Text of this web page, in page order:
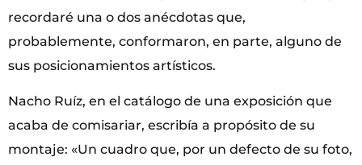
recordaré una o dos anécdotas que,
probablemente, conformaron, en parte, alguno de
sus posicionamientos artísticos.
Nacho Ruíz, en el catálogo de una exposición que
acaba de comisariar, escribía a propósito de su
montaje: «Un cuadro que, por un defecto de su foto,